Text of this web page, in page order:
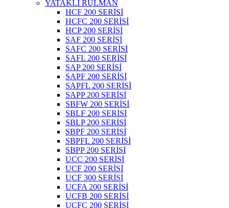
YATAKLI RULMAN
HCF 200 SERİSİ
HCFC 200 SERİSİ
HCP 200 SERİSİ
SAF 200 SERİSİ
SAFC 200 SERİSİ
SAFL 200 SERİSİ
SAP 200 SERİSİ
SAPF 200 SERİSİ
SAPFL 200 SERİSİ
SAPP 200 SERİSİ
SBFW 200 SERİSİ
SBLF 200 SERİSİ
SBLP 200 SERİSİ
SBPF 200 SERİSİ
SBPFL 200 SERİSİ
SBPP 200 SERİSİ
UCC 200 SERİSİ
UCF 200 SERİSİ
UCF 300 SERİSİ
UCFA 200 SERİSİ
UCFB 200 SERİSİ
UCFC 200 SERİSİ